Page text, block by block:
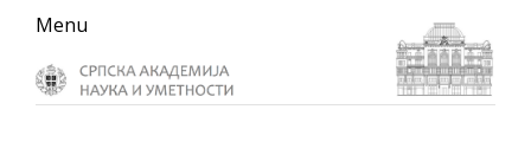
Skip
primary
navigation
Skip
main
content
Skip
primary
sidebar
Menu